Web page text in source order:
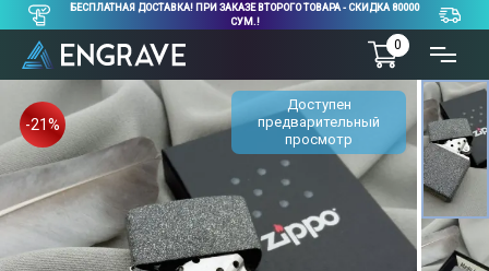
БЕСПЛАТНАЯ ДОСТАВКА! ПРИ ЗАКАЗЕ ВТОРОГО ТОВАРА - СКИДКА 80000
СУМ.!
0
Доступен
предварительный
просмотр
-21%